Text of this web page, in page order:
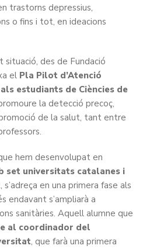
trastorns depressius,
o fins i tot, en ideacions
des de Fundació
el Pla Pilot d’Atenció
estudiants de Ciències de
la detecció precoç,
de la salut, tant entre
hem desenvolupat en
set universitats catalanes i
, s’adreça en una primera fase als
endavant s’ampliarà a
sanitàries. Aquell alumne que
al coordinador del
, que farà una primera